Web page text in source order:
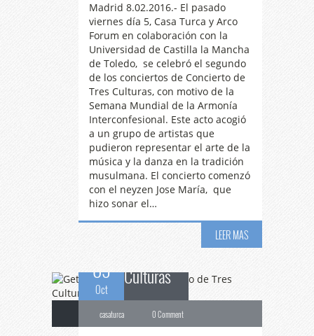
Madrid 8.02.2016.- El pasado
viernes día 5, Casa Turca y Arco
Forum en colaboración con la
Universidad de Castilla la Mancha
de Toledo, se celebró el segundo
de los conciertos de Concierto de
Tres Culturas, con motivo de la
Semana Mundial de la Armonía
Interconfesional. Este acto acogió
a un grupo de artistas que
pudieron representar el arte de la
música y la danza en la tradición
musulmana. El concierto comenzó
con el neyzen Jose María, que
hizo sonar el…
LEER MAS
09
Oct
Getafepone fin al
Concierto de Tres
Culturas
casaturca 0 Comment